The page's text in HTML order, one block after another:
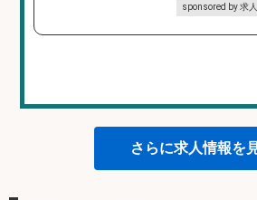
sponsored by 求
さらに求人情報を